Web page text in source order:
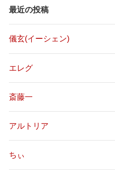
最近の投稿
儀玄(イーシェン)
エレグ
斎藤一
アルトリア
ちぃ